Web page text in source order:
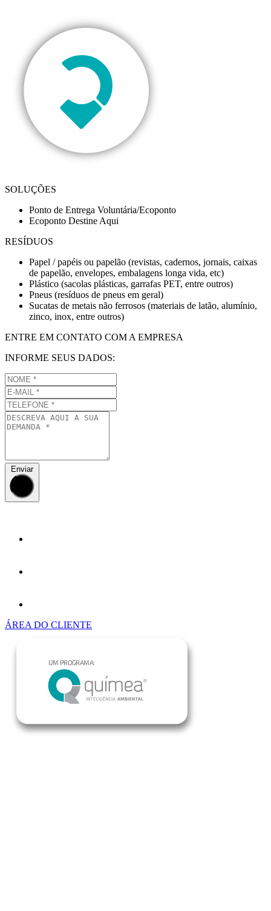
SOLUÇÕES
Ponto de Entrega Voluntária/Ecoponto
Ecoponto Destine Aqui
RESÍDUOS
Papel / papéis ou papelão (revistas, cadernos, jornais, caixas
de papelão, envelopes, embalagens longa vida, etc)
Plástico (sacolas plásticas, garrafas PET, entre outros)
Pneus (resíduos de pneus em geral)
Sucatas de metais não ferrosos (materiais de latão, alumínio,
zinco, inox, entre outros)
ENTRE EM CONTATO COM A EMPRESA
INFORME SEUS DADOS:
Enviar
ÁREA DO CLIENTE